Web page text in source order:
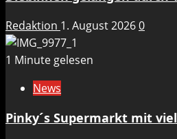
Redaktion 1. August 20260
1 Minute gelesen
News
Pinky´s Supermarkt mit